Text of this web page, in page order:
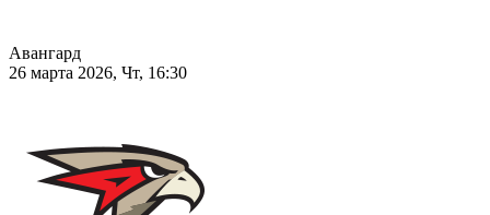
Авангард
26 марта 2026, Чт, 16:30